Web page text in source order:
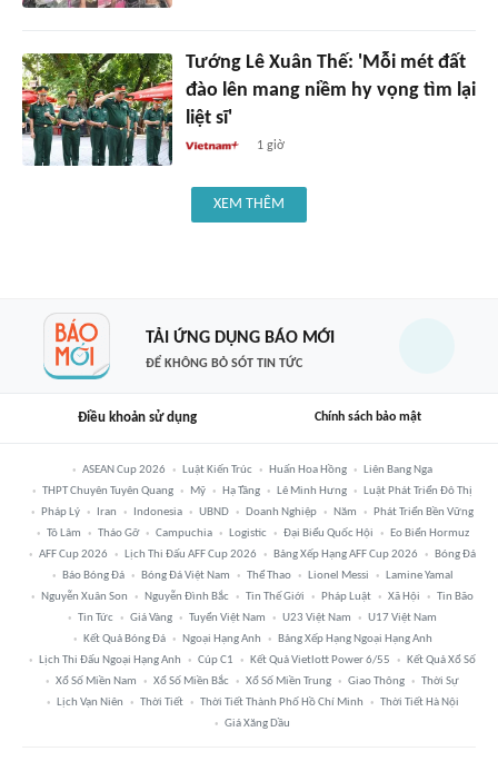
Tướng Lê Xuân Thế: 'Mỗi mét đất
đào lên mang niềm hy vọng tìm lại
liệt sĩ'
1 giờ
XEM THÊM
TẢI ỨNG DỤNG BÁO MỚI
ĐỂ KHÔNG BỎ SÓT TIN TỨC
Điều khoản sử dụng Chính sách bảo mật
ASEAN Cup 2026 Luật Kiến Trúc Huấn Hoa Hồng
Liên Bang Nga
THPT Chuyên Tuyên Quang
Mỹ Hạ Tầng Lê Minh Hưng
Luật Phát Triển Đô Thị
Pháp Lý
Iran Indonesia UBND Doanh Nghiệp Năm
Phát Triển Bền Vững
Tô Lâm
Tháo Gỡ Campuchia Logistic Đại Biểu Quốc Hội
Eo Biển Hormuz
AFF Cup 2026
Lịch Thi Đấu AFF Cup 2026 Bảng Xếp Hạng AFF Cup 2026
Bóng Đá
Báo Bóng Đá
Bóng Đá Việt Nam Thể Thao Lionel Messi
Lamine Yamal
Nguyễn Xuân Son
Nguyễn Đình Bắc Tin Thế Giới Pháp Luật Xã Hội
Tin Bão
Tin Tức
Giá Vàng Tuyển Việt Nam U23 Việt Nam
U17 Việt Nam
Kết Quả Bóng Đá
Ngoại Hạng Anh
Bảng Xếp Hạng Ngoại Hạng Anh
Lịch Thi Đấu Ngoại Hạng Anh
Cúp C1 Kết Quả Vietlott Power 6/55
Kết Quả Xổ Số
Xổ Số Miền Nam
Xổ Số Miền Bắc Xổ Số Miền Trung Giao Thông
Thời Sự
Lịch Vạn Niên
Thời Tiết Thời Tiết Thành Phố Hồ Chí Minh
Thời Tiết Hà Nội
Giá Xăng Dầu